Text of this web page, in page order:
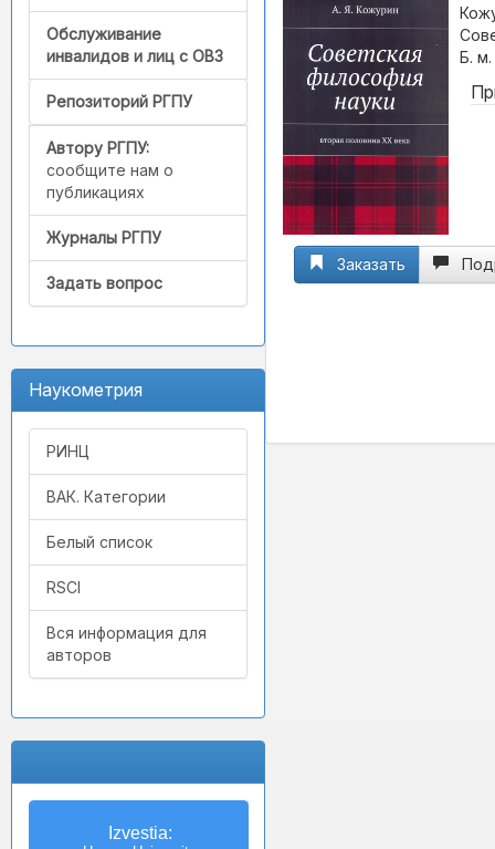
Обслуживание
инвалидов и лиц с ОВЗ
Репозиторий РГПУ
Автору РГПУ:
сообщите нам о
публикациях
Журналы РГПУ
Задать вопрос
Наукометрия
РИНЦ
ВАК. Категории
Белый список
RSCI
Вся информация для
авторов
Izvestia:
Б.
Заказать